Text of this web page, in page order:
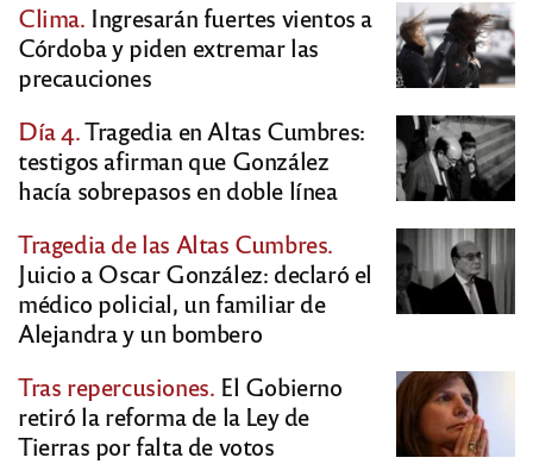
Clima. Ingresarán fuertes vientos a
Córdoba y piden extremar las
precauciones
Día 4.Tragedia en Altas Cumbres:
testigos afirman que González
hacía sobrepasos en doble línea
Tragedia de las Altas Cumbres.
Juicio a Oscar González: declaró el
médico policial, un familiar de
Alejandra y un bombero
Tras repercusiones. El Gobierno
retiró la reforma de la Ley de
Tierras por falta de votos